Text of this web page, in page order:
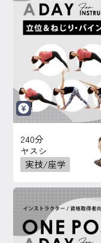
240分
ヤスシ
実技/座学